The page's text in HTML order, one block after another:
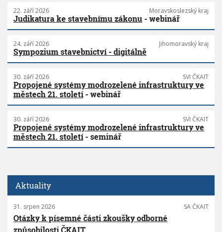
22. září 2026 Moravskoslezský kraj
Judikatura ke stavebnímu zákonu - webinář
24. září 2026 Jihomoravský kraj
Sympozium stavebnictví - digitálně
30. září 2026 SVI ČKAIT
Propojené systémy modrozelené infrastruktury ve
městech 21. století- webinář
30. září 2026 SVI ČKAIT
Propojené systémy modrozelené infrastruktury ve
městech 21. století- seminář
Aktuality
31. srpen 2026 SA ČKAIT
Otázky k písemné části zkoušky odborné
způsobilosti ČKAIT